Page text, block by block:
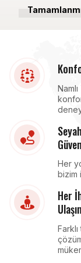
Her
bizim
Her